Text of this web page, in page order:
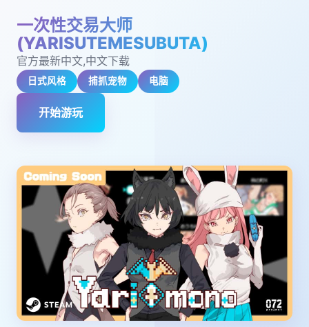
一次性交易大师
(YARISUTEMESUBUTA)
官方最新中文,中文下载
日式风格 捕抓宠物 电脑
开始游玩